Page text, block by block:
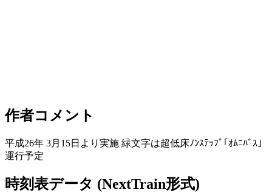
作者コメント
平成26年 3月15日より実施 緑文字は超低床ﾉﾝｽﾃｯﾌﾟ｢ｵﾑﾆﾊﾞｽ｣
運行予定
時刻表データ (NextTrain形式)